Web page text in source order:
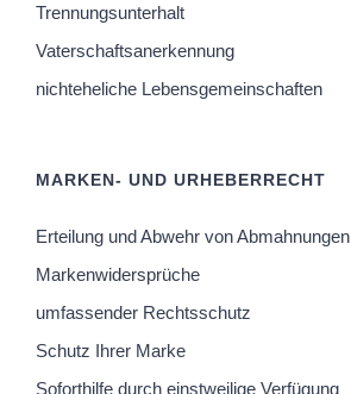
Trennungsunterhalt
Vaterschaftsanerkennung
nichteheliche Lebensgemeinschaften
MARKEN- UND URHEBERRECHT
Erteilung und Abwehr von Abmahnungen
Markenwidersprüche
umfassender Rechtsschutz
Schutz Ihrer Marke
Soforthilfe durch einstweilige Verfügung